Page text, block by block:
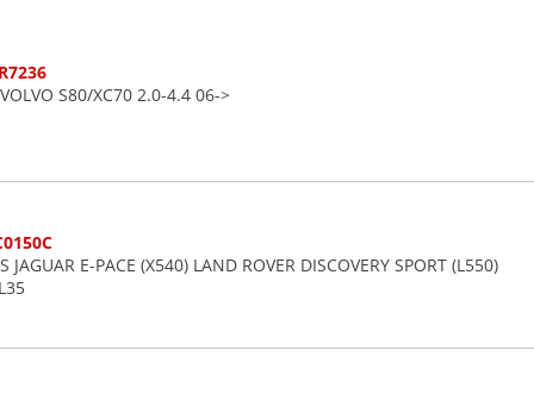
S80/XC70 2.0-4.4 06->
E-PACE (X540) LAND ROVER DISCOVERY SPORT (L550)